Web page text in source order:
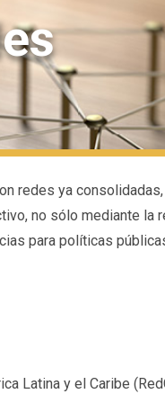
redes ya
no sólo mediante la
para políticas
Latina y el Caribe